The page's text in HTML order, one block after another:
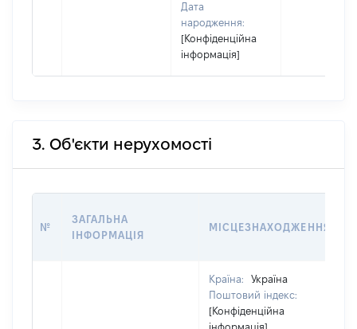
Дата
народження:
[Конфіденційна
інформація]
3. Об'єкти нерухомості
№
ЗАГАЛЬНА
ІНФОРМАЦІЯ
МІСЦЕЗНАХОДЖЕННЯ
Країна:
Україна
Поштовий індекс:
[Конфіденційна
інформація]